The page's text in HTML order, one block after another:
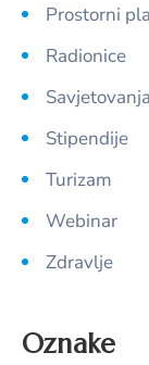
Prostorni
Radionice
Savjetovanja
Stipendije
Turizam
Webinar
Zdravlje
Oznake